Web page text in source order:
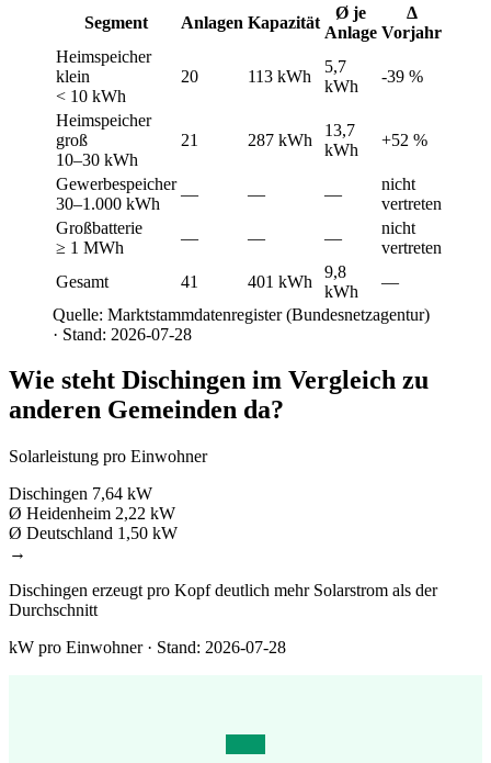
Segment
Anlagen Kapazität
Ø je
Anlage
Δ
Vorjahr
Heimspeicher
klein
< 10 kWh
20 113 kWh
5,7
kWh
-39 %
Heimspeicher
groß
10–30 kWh
21 287 kWh
13,7
kWh
+52 %
Gewerbespeicher
30–1.000 kWh
— — —
nicht
vertreten
Großbatterie
≥ 1 MWh
— — —
nicht
vertreten
Gesamt
41 401 kWh
9,8
kWh
—
Quelle: Marktstammdatenregister (Bundesnetzagentur)
· Stand: 2026-07-28
Wie steht Dischingen im Vergleich zu
anderen Gemeinden da?
Solarleistung pro Einwohner
Dischingen 7,64 kW
Ø Heidenheim 2,22 kW
Ø Deutschland 1,50 kW
→
Dischingen erzeugt pro Kopf deutlich mehr Solarstrom als der
Durchschnitt
kW pro Einwohner · Stand: 2026-07-28